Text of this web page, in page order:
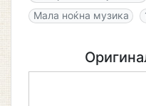
Мала ноќна музика